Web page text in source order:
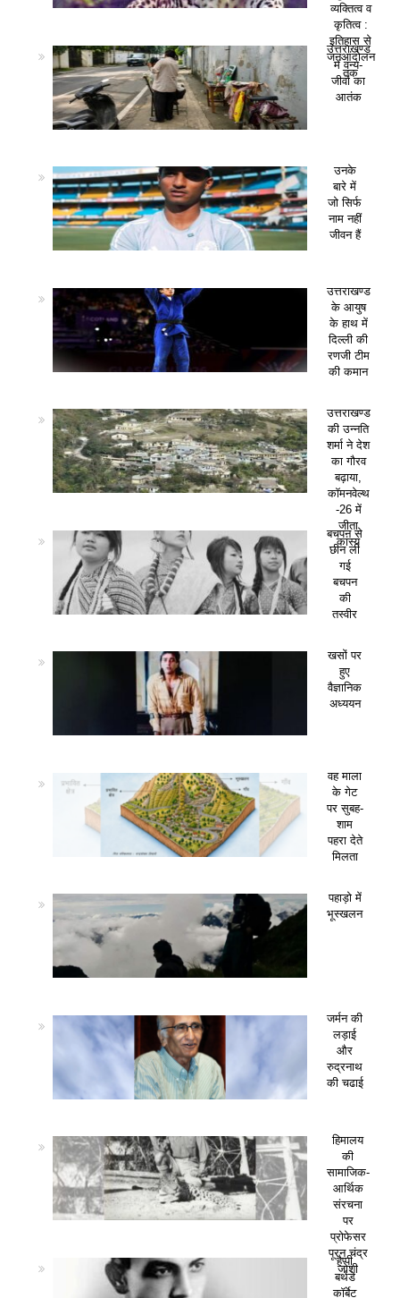
व्यक्तित्व व
कृतित्व :
इतिहास से
जनआंदोलन
तक
उत्तराखण्ड
में वन्य-
जीवों का
आतंक
उनके
बारे में
जो सिर्फ
नाम नहीं
जीवन हैं
उत्तराखण्ड
के आयुष
के हाथ में
दिल्ली की
रणजी टीम
की कमान
उत्तराखण्ड
की उन्नति
शर्मा ने देश
का गौरव
बढ़ाया,
कॉमनवेल्थ
-26 में
जीता
कांस्य
बचपन से
छीन ली
गई
बचपन
की
तस्वीर
खसों पर
हुए
वैज्ञानिक
अध्ययन
वह माला
के गेट
पर सुबह-
शाम
पहरा देते
मिलता
पहाड़ो में
भूस्खलन
जर्मन की
लड़ाई
और
रुद्रनाथ
की चढाई
हिमालय
की
सामाजिक-
आर्थिक
संरचना
पर
प्रोफेसर
पूरन चंद्र
जोशी
हैप्पी
बर्थडे
कॉर्बेट